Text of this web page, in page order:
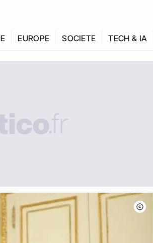
EUROPE SOCIETE TECH & IA